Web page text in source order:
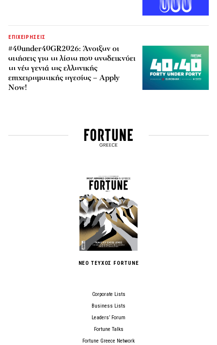
ΕΠΙΧΕΙΡΗΣΕΙΣ
#40under40GR2026: Άνοιξαν οι
αιτήσεις για τη λίστα που αναδεικνύει
τη νέα γενιά της ελληνικής
επιχειρηματικής ηγεσίας – Apply
Now!
ΝΕΟ ΤΕΥΧΟΣ FORTUNE
Corporate Lists
Business Lists
Leaders’ Forum
Fortune Talks
Fortune Greece Network